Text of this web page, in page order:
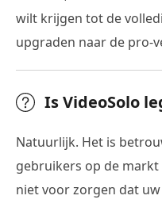
wilt krijgen tot de
upgraden naar de pro-
Is VideoSolo
Natuurlijk. Het is
gebruikers op de
niet voor zorgen dat